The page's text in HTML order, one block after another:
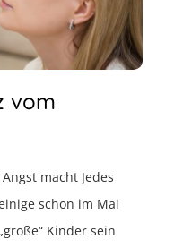
vom
macht Jedes
schon im Mai
Kinder sein